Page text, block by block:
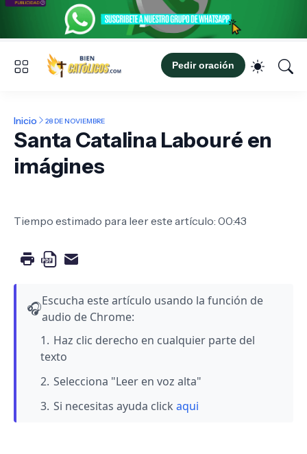
Pedir oración
Inicio 28 DE NOVIEMBRE
Santa Catalina Labouré en
imágines
Tiempo estimado para leer este artículo: 00:43
🎧Escucha este artículo usando la función de
audio de Chrome:
Haz clic derecho en cualquier parte del
texto
Selecciona "Leer en voz alta"
Si necesitas ayuda click aqui